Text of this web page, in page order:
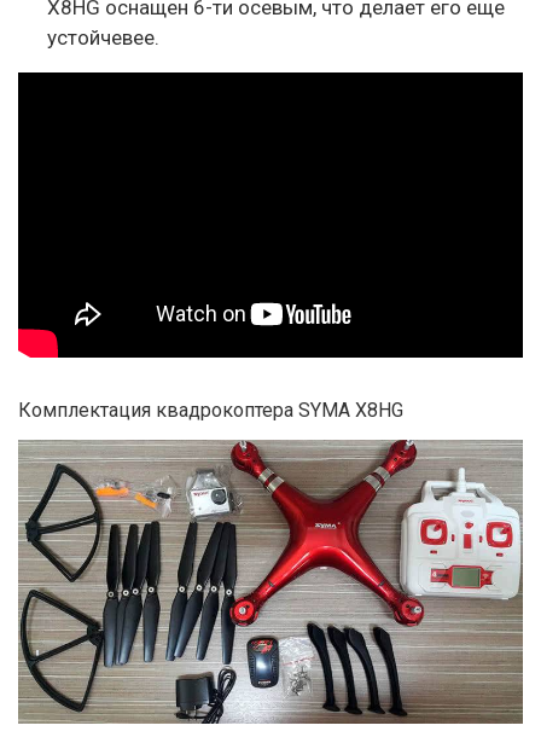
X8HG оснащен 6-ти осевым, что делает его еще
устойчевее.
Комплектация квадрокоптера SYMA X8HG